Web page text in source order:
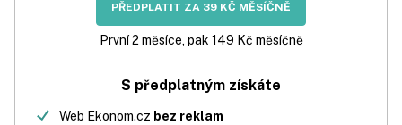
PŘEDPLATIT ZA 39 KČ MĚSÍČNĚ
První 2 měsíce, pak 149 Kč měsíčně
S předplatným získáte
Web Ekonom.cz bez reklam